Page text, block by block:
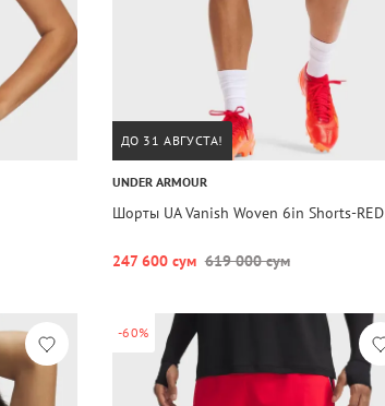
ДО 31 АВГУСТА!
UNDER ARMOUR
Шорты UA Vanish Woven 6in Shorts-RED
247 600 сум 619 000 сум
-60%